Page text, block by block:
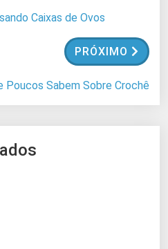
Caixas de Ovos
PRÓXIMO
Poucos Sabem Sobre Crochê